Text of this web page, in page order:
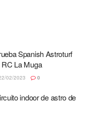
Spanish Astroturf
La Muga
02/2023 0
indoor de astro de